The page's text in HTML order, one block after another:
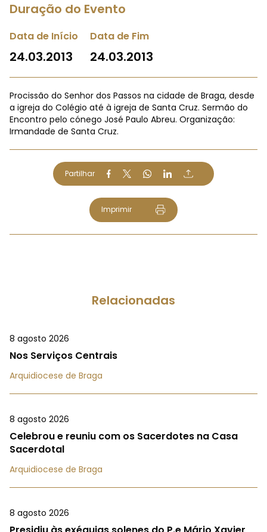
Duração do Evento
Data de Início
24.03.2013
Data de Fim
24.03.2013
Procissão do Senhor dos Passos na cidade de Braga, desde
a igreja do Colégio até à igreja de Santa Cruz. Sermão do
Encontro pelo cónego José Paulo Abreu. Organização:
Irmandade de Santa Cruz.
Partilhar
Imprimir
Relacionadas
8 agosto 2026
Nos Serviços Centrais
Arquidiocese de Braga
8 agosto 2026
Celebrou e reuniu com os Sacerdotes na Casa
Sacerdotal
Arquidiocese de Braga
8 agosto 2026